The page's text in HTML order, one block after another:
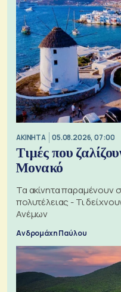
ΑΚΙΝΗΤΑ 05.08.2026, 07:00
Τιμές που
Μονακό
Τα ακίνητα παραμένουν
πολυτέλειας - Τι
Ανέμων
Ανδρομάχη Παύλου